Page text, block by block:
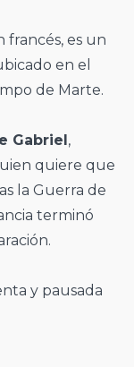
francés, es un
en el
de Marte.
Gabriel ,
quiere que
la Guerra de
terminó
y pausada